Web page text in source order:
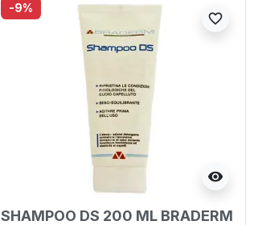
-9%
visibility
favorite_border
SHAMPOO DS 200 ML BRADERM